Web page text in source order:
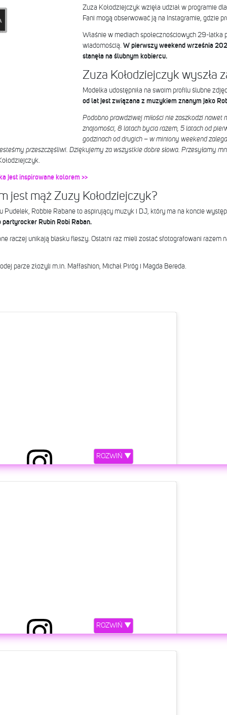
Zuza Kołodziejczyk wzięła udział w programie
Fani mogą obserwować ją na Instagramie, gdzie
Właśnie w mediach społecznościowych 29-latka
wiadomością. W pierwszy weekend września
stanęła na ślubnym kobiercu.
Zuza Kołodziejczyk wyszła
Modelka udostępniła na swoim profilu ślubne
od lat jest związana z muzykiem znanym jako
Podobno prawdziwej miłości nie zaszkodzi nawet
znajomości, 8 latach bycia razem, 5 latach od
godzinach od drugich – w miniony weekend
przeszczęśliwi. Dziękujemy za wszystkie dobre słowa. Przesyłamy
jest inspirowane kolorem >>
jest mąż Zuzy Kołodziejczyk?
Robbie Rabane to aspirujący muzyk i DJ, który ma na koncie
Rubin Robi Raban.
raczej unikają blasku fleszy. Ostatni raz mieli zostać sfotografowani razem
parze złożyli m.in. Maffashion, Michał Piróg i Magda Bereda.
przez Zuza Kołodziejczyk (@zuzol)
ROZWIŃ ▼
ROZWIŃ ▼